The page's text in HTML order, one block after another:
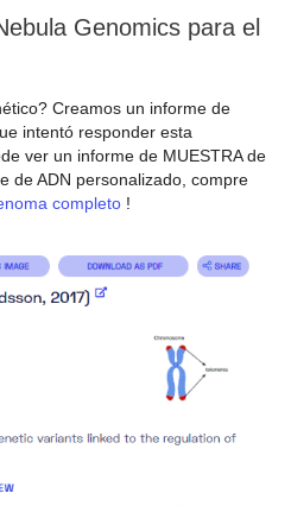
Genomics para el
Creamos un informe de
intentó responder esta
ver un informe de MUESTRA de
de ADN personalizado, compre
completo !